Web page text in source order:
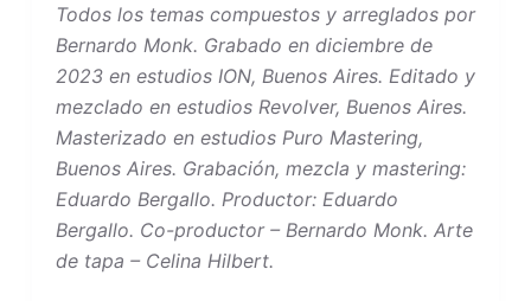
Todos los temas compuestos y arreglados por
Bernardo Monk. Grabado en diciembre de
2023 en estudios ION, Buenos Aires. Editado y
mezclado en estudios Revolver, Buenos Aires.
Masterizado en estudios Puro Mastering,
Buenos Aires. Grabación, mezcla y mastering:
Eduardo Bergallo. Productor: Eduardo
Bergallo. Co-productor – Bernardo Monk. Arte
de tapa – Celina Hilbert.